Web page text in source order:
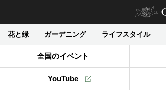
花と緑 ガーデニング ライフスタイル
全国のイベント
YouTube